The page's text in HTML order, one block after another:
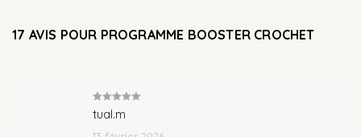
17 AVIS POUR PROGRAMME BOOSTER CROCHET
Note
5
tual.m